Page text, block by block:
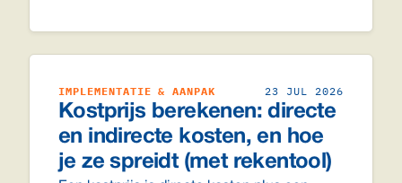
IMPLEMENTATIE & AANPAK 23 JUL 2026
Kostprijs berekenen: directe
en indirecte kosten, en hoe
je ze spreidt (met rekentool)